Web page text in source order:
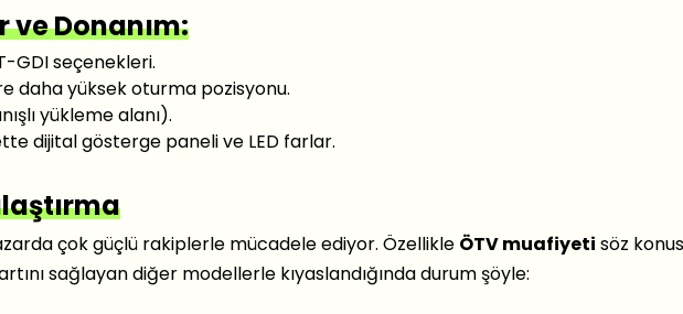
ve Donanım:
GDI seçenekleri.
daha yüksek oturma pozisyonu.
yükleme alanı).
dijital gösterge paneli ve LED farlar.
çok güçlü rakiplerle mücadele ediyor. Özellikle ÖTV muafiyeti söz
sağlayan diğer modellerle kıyaslandığında durum şöyle: